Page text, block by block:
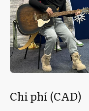
Chi phí (CAD)